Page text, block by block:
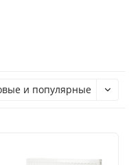
и популярные